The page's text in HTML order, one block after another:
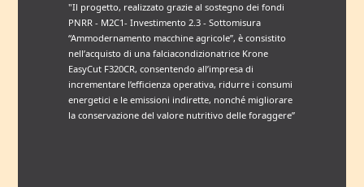
"Il progetto, realizzato grazie al sostegno dei fondi
PNRR - M2C1- Investimento 2.3 - Sottomisura
“Ammodernamento macchine agricole”, è consistito
nell’acquisto di una falciacondizionatrice Krone
EasyCut F320CR, consentendo all’impresa di
incrementare l’efficienza operativa, ridurre i consumi
energetici e le emissioni indirette, nonché migliorare
la conservazione del valore nutritivo delle foraggere”